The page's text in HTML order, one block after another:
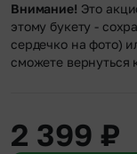
Внимание! Это
этому букету -
сердечко на фото)
сможете вернуться
2 399 ₽